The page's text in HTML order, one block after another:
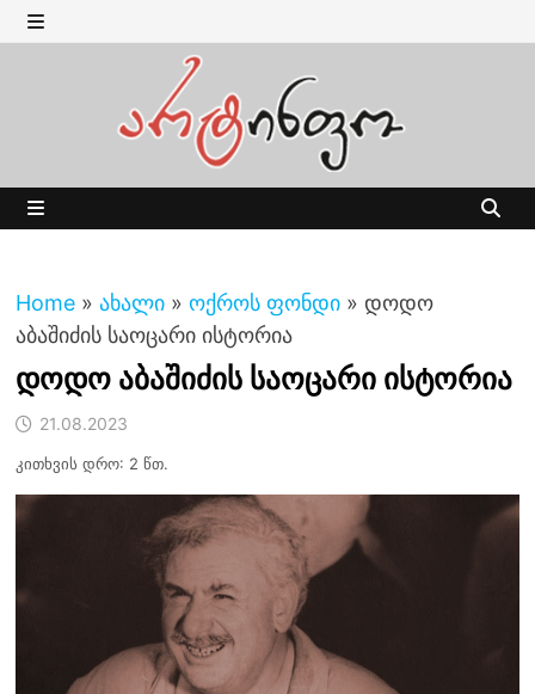
Skip
to MENU
Home » ახალი » ოქროს ფონდი » დოდო
აბაშიძის საოცარი ისტორია
დოდო აბაშიძის საოცარი ისტორია
21.08.2023
კითხვის დრო: 2 წთ.